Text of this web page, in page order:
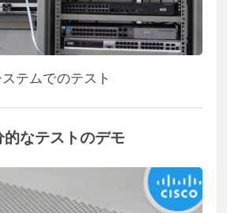
ステムでのテスト
的なテストのデモ